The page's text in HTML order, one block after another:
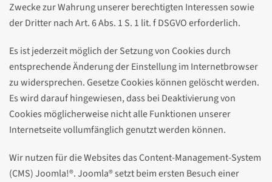
Zwecke zur Wahrung unserer berechtigten Interessen sowie
der Dritter nach Art. 6 Abs. 1 S. 1 lit. f DSGVO erforderlich.
Es ist jederzeit möglich der Setzung von Cookies durch
entsprechende Änderung der Einstellung im Internetbrowser
zu widersprechen. Gesetze Cookies können gelöscht werden.
Es wird darauf hingewiesen, dass bei Deaktivierung von
Cookies möglicherweise nicht alle Funktionen unserer
Internetseite vollumfänglich genutzt werden können.
Wir nutzen für die Websites das Content-Management-System
(CMS) Joomla!®. Joomla® setzt beim ersten Besuch einer